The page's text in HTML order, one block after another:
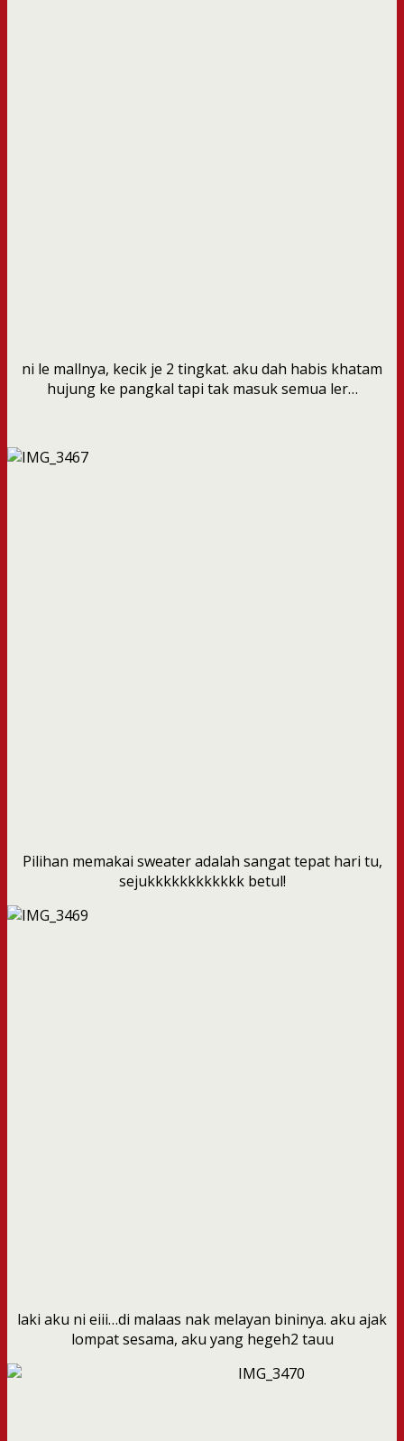
ni le mallnya, kecik je 2 tingkat. aku dah habis khatam
hujung ke pangkal tapi tak masuk semua ler…
Pilihan memakai sweater adalah sangat tepat hari tu,
sejukkkkkkkkkkkk betul!
laki aku ni eiii…di malaas nak melayan bininya. aku ajak
lompat sesama, aku yang hegeh2 tauu